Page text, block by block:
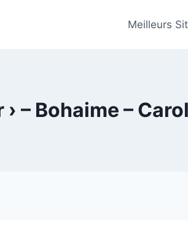
Meilleurs
– Bohaime –